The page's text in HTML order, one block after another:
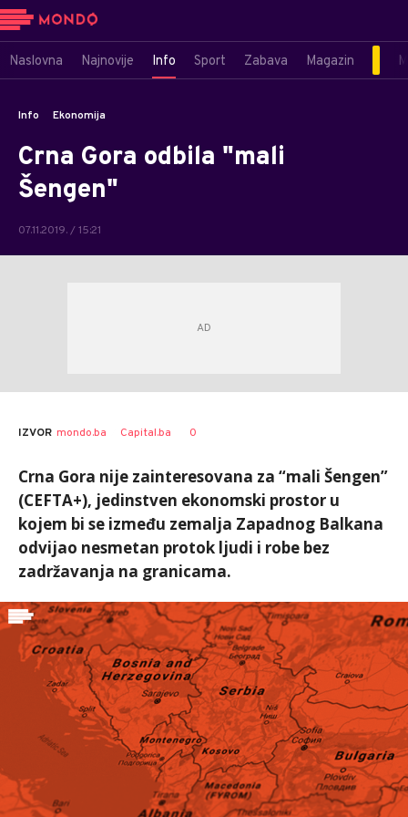
Naslovna Najnovije Info Sport Zabava Magazin
Info Ekonomija
Crna Gora odbila "mali
Šengen"
07.11.2019. / 15:21
IZVOR mondo.ba Capital.ba 0
Crna Gora nije zainteresovana za “mali Šengen”
(CEFTA+), jedinstven ekonomski prostor u
kojem bi se između zemalja Zapadnog Balkana
odvijao nesmetan protok ljudi i robe bez
zadržavanja na granicama.